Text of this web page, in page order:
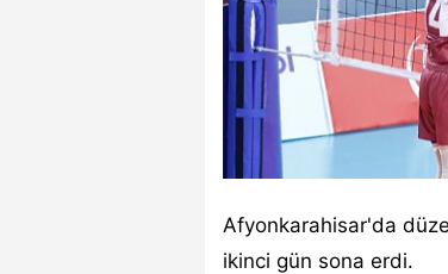
Afyonkarahisar'da
ikinci gün sona erdi.